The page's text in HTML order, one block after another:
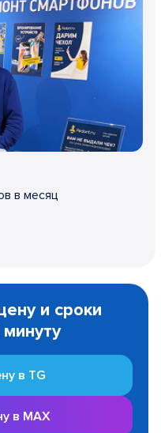
в месяц
и сроки
в TG
в MAX